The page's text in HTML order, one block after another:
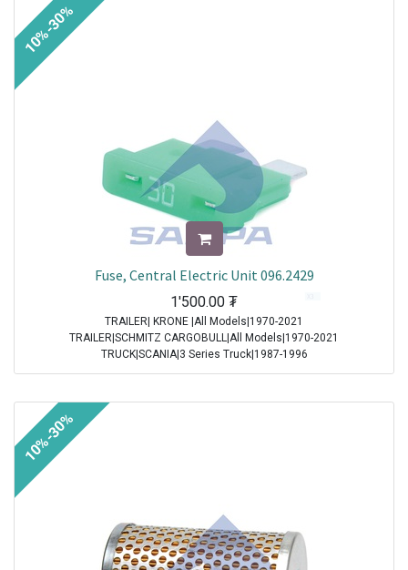
Fuse, Central Electric Unit 096.2429
1'500.00 ₮
TRAILER| KRONE |All Models|1970-2021
TRAILER|SCHMITZ CARGOBULL|All Models|1970-2021
TRUCK|SCANIA|3 Series Truck|1987-1996
TRUCK|IVECO|Eurocargo I|1991-2003
TRUCK|IVECO|Eurotech|1992-2002
TRUCK|DAF|CF75|2001-2013
TRUCK|DAF|CF85|2001-2013
TRUCK|DAF|XF95|2002-2006
10%-30%
10%-30%